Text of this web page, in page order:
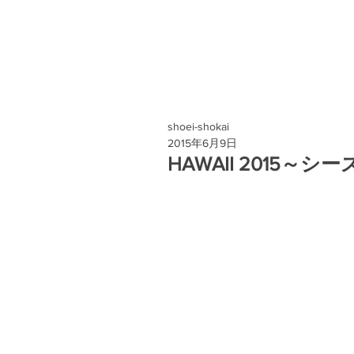
HAWAII 2015～シー
shoei-shokai
2015年6月9日